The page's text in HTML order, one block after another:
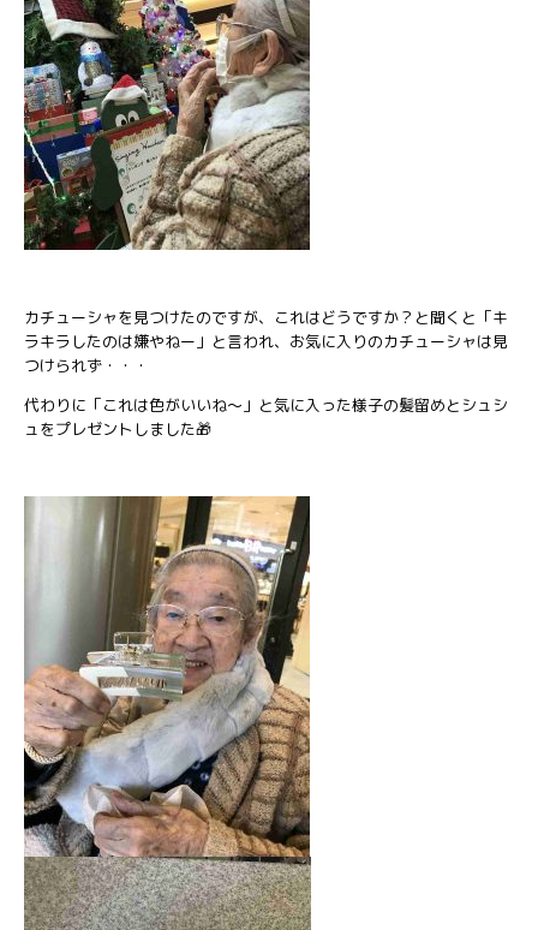
カチューシャを見つけたのですが、これはどうですか？と聞くと「キ
ラキラしたのは嫌やねー」と言われ、お気に入りのカチューシャは見
つけられず・・・
代わりに「これは色がいいね～」と気に入った様子の髪留めとシュシ
ュをプレゼントしました🎁